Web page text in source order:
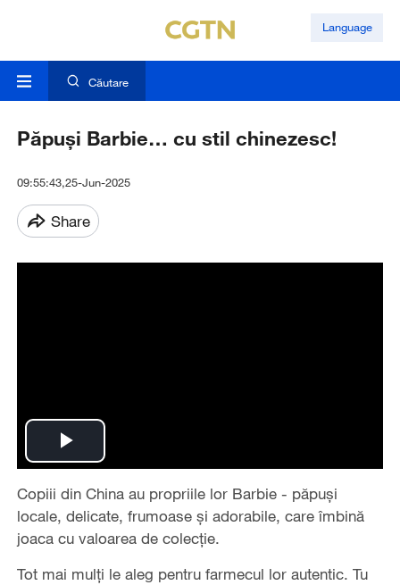
Language
Căutare
Păpuși Barbie… cu stil chinezesc!
09:55:43,25-Jun-2025
Share
Play
Video
Copiii din China au propriile lor Barbie - păpuși
locale, delicate, frumoase și adorabile, care îmbină
joaca cu valoarea de colecție.
Tot mai mulți le aleg pentru farmecul lor autentic. Tu